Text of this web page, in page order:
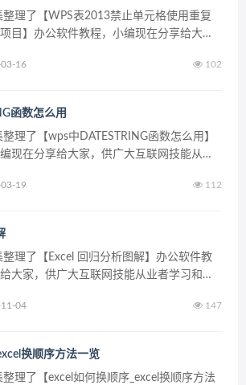
理了【WPS表2013禁止单元格使用重复
目】办公软件教程，小编现在分享给大
分钟。 办公教程内容图文 上一步...
16 102
函数怎么用
理了【wps中DATESTRING函数怎么用】
现在分享给大家，供广大互联网技能从业
、点击单元格，点击公...
19 112
理了【Excel 回归分析图解】办公软件教
大家，供广大互联网技能从业者学习和参
工具通过对一组观察值使...
04 147
换顺序方法一览
理了【excel如何换顺序_excel换顺序方法